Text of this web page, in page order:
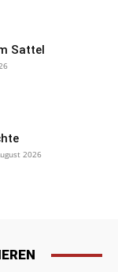
Sattel
2026